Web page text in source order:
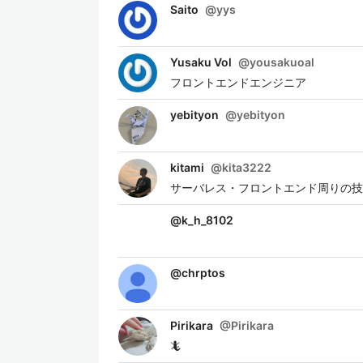
Saito @yys
Yusaku Vol @yousakuoal
フロントエンドエンジニア
yebityon @yebityon
kitami @kita3222
サーバレス・フロントエンド周りの
@k_h_8102
@chrptos
Pirikara @Pirikara
🦎